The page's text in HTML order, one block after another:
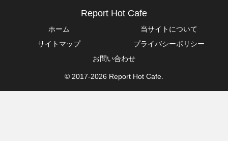
Report Hot Cafe
ホーム
当サイトについて
サイトマップ
プライバシーポリシー
お問い合わせ
© 2017-2026 Report Hot Cafe.